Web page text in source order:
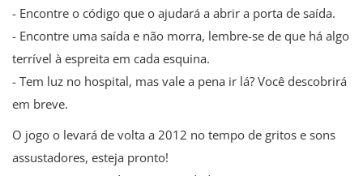
- Encontre o código que o ajudará a abrir a porta de saída.
- Encontre uma saída e não morra, lembre-se de que há algo
terrível à espreita em cada esquina.
- Tem luz no hospital, mas vale a pena ir lá? Você descobrirá
em breve.
O jogo o levará de volta a 2012 no tempo de gritos e sons
assustadores, esteja pronto!